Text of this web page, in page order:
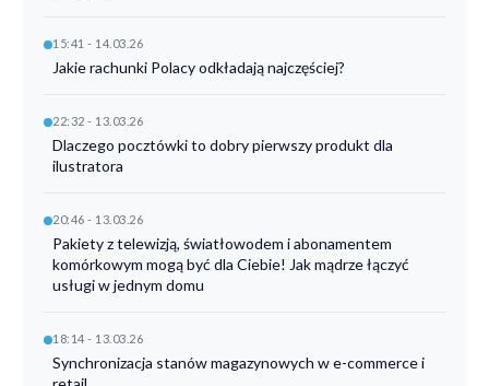
15:41 - 14.03.26
Jakie rachunki Polacy odkładają najczęściej?
22:32 - 13.03.26
Dlaczego pocztówki to dobry pierwszy produkt dla
ilustratora
20:46 - 13.03.26
Pakiety z telewizją, światłowodem i abonamentem
komórkowym mogą być dla Ciebie! Jak mądrze łączyć
usługi w jednym domu
18:14 - 13.03.26
Synchronizacja stanów magazynowych w e-commerce i